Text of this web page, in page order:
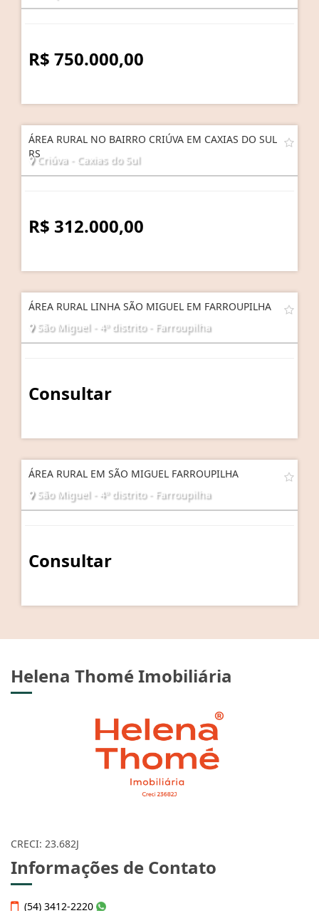
R$ 750.000,00
ÁREA RURAL NO BAIRRO CRIÚVA EM CAXIAS DO SUL
RSCriúva - Caxias do Sul
R$ 312.000,00
ÁREA RURAL LINHA SÃO MIGUEL EM FARROUPILHA
São Miguel - 4º distrito - Farroupilha
Consultar
ÁREA RURAL EM SÃO MIGUEL FARROUPILHA
São Miguel - 4º distrito - Farroupilha
Consultar
Helena Thomé Imobiliária
CRECI: 23.682J
Informações de Contato
(54) 3412-2220